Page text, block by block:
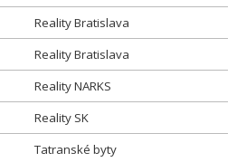
Reality Bratislava
Reality Bratislava
Reality NARKS
Reality SK
Tatranské byty